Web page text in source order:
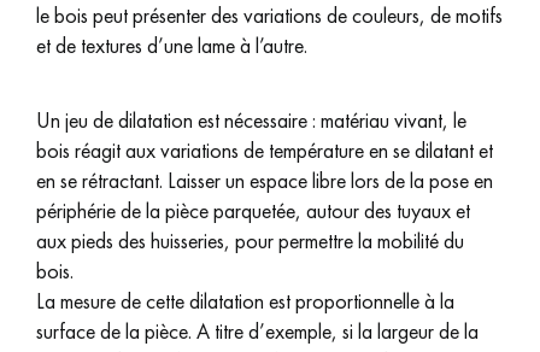
le bois peut présenter des variations de couleurs, de motifs
et de textures d’une lame à l’autre.
Un jeu de dilatation est nécessaire : matériau vivant, le
bois réagit aux variations de température en se dilatant et
en se rétractant. Laisser un espace libre lors de la pose en
périphérie de la pièce parquetée, autour des tuyaux et
aux pieds des huisseries, pour permettre la mobilité du
bois.
La mesure de cette dilatation est proportionnelle à la
surface de la pièce. A titre d’exemple, si la largeur de la